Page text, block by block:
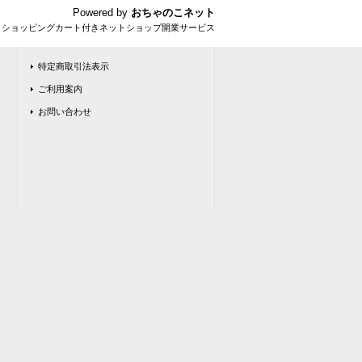
Powered by おちゃのこネット
ョッピングカート付きネットショップ開業サービス
特定商取引法表示
ご利用案内
お問い合わせ